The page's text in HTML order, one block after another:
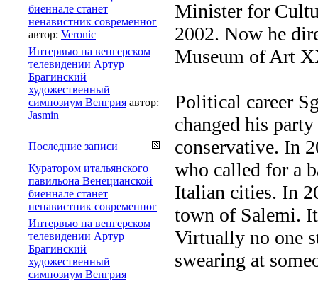
Minister for
2002. Now he
Museum of Art
Political career
changed his
conservative. In
who called for a
Italian cities. In
town of Salemi.
Virtually no one
swearing at
биеннале станет
ненавистник современног
автор: Veronic
Интервью на венгерском
телевидении Артур
Брагинский
художественный
симпозиум Венгрия автор:
Jasmin
Последние записи
Куратором итальянского
павильона Венецианской
биеннале станет
ненавистник современног
Интервью на венгерском
телевидении Артур
Брагинский
художественный
симпозиум Венгрия